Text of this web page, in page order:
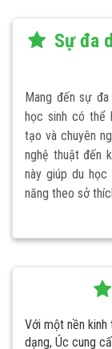
Sự đa
Mang đến sự
học sinh có thể
tạo và chuyên
nghệ thuật đến
này giúp du
năng theo sở
Với một nền
dạng, Úc cung